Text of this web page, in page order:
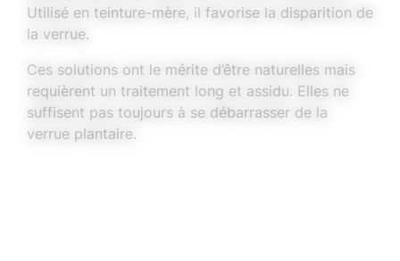
Utilisé en teinture-mère, il favorise la disparition de
la verrue.
Ces solutions ont le mérite d’être naturelles mais
requièrent un traitement long et assidu. Elles ne
suffisent pas toujours à se débarrasser de la
verrue plantaire.